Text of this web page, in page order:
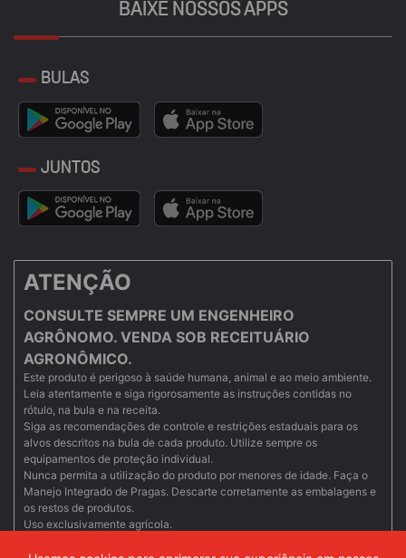
BAIXE NOSSOS APPS
BULAS
JUNTOS
ATENÇÃO
CONSULTE SEMPRE UM ENGENHEIRO
AGRÔNOMO. VENDA SOB RECEITUÁRIO
AGRONÔMICO.
Este produto é perigoso à saúde humana, animal e ao meio ambiente.
Leia atentamente e siga rigorosamente as instruções contidas no
rótulo, na bula e na receita.
Siga as recomendações de controle e restrições estaduais para os
alvos descritos na bula de cada produto. Utilize sempre os
equipamentos de proteção individual.
Nunca permita a utilização do produto por menores de idade. Faça o
Manejo Integrado de Pragas. Descarte corretamente as embalagens e
os restos de produtos.
Uso exclusivamente agrícola.